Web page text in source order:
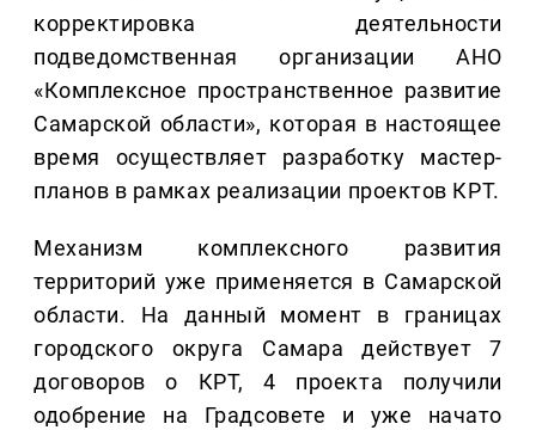
корректировка деятельности
подведомственная организации АНО
«Комплексное пространственное развитие
Самарской области», которая в настоящее
время осуществляет разработку мастер-
планов в рамках реализации проектов КРТ.
Механизм комплексного развития
территорий уже применяется в Самарской
области. На данный момент в границах
городского округа Самара действует 7
договоров о КРТ, 4 проекта получили
одобрение на Градсовете и уже начато